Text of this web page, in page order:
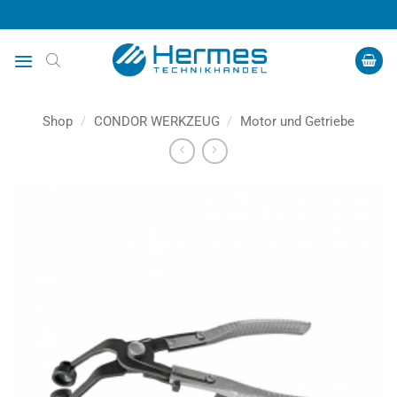
Inhalt
springen
Shop / CONDOR WERKZEUG / Motor und Getriebe